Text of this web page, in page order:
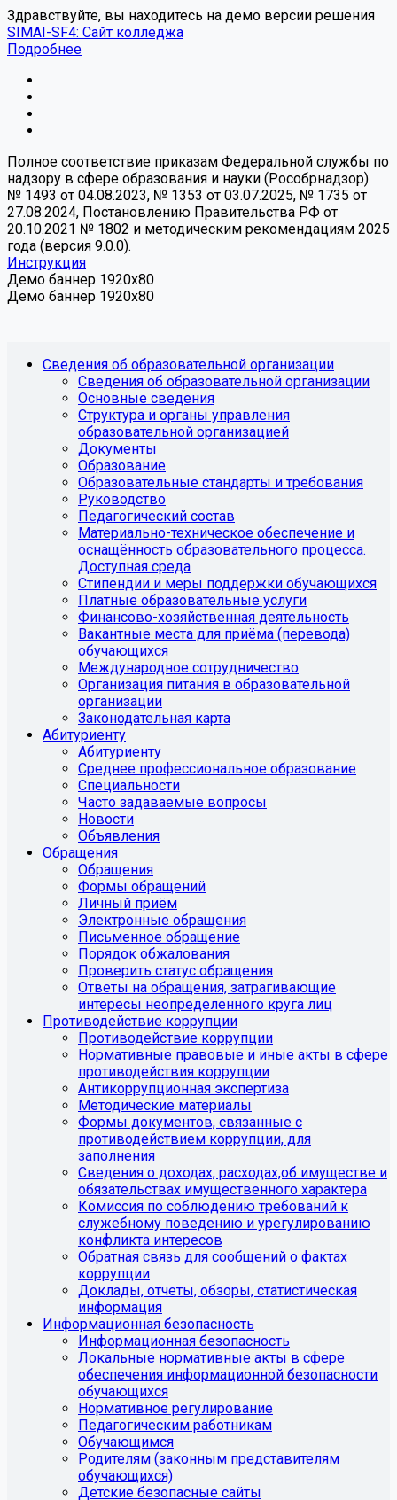
Здравствуйте, вы находитесь на демо версии решения
SIMAI-SF4: Сайт колледжа
Подробнее
Полное соответствие приказам Федеральной службы по
надзору в сфере образования и науки (Рособрнадзор)
№ 1493 от 04.08.2023, № 1353 от 03.07.2025, № 1735 от
27.08.2024, Постановлению Правительства РФ от
20.10.2021 № 1802 и методическим рекомендациям 2025
года (версия 9.0.0).
Инструкция
Демо баннер 1920x80
Демо баннер 1920x80
Сведения об образовательной организации
Сведения об образовательной организации
Основные сведения
Структура и органы управления
образовательной организацией
Документы
Образование
Образовательные стандарты и требования
Руководство
Педагогический состав
Материально-техническое обеспечение и
оснащённость образовательного процесса.
Доступная среда
Стипендии и меры поддержки обучающихся
Платные образовательные услуги
Финансово-хозяйственная деятельность
Вакантные места для приёма (перевода)
обучающихся
Международное сотрудничество
Организация питания в образовательной
организации
Законодательная карта
Абитуриенту
Абитуриенту
Среднее профессиональное образование
Специальности
Часто задаваемые вопросы
Новости
Объявления
Обращения
Обращения
Формы обращений
Личный приём
Электронные обращения
Письменное обращение
Порядок обжалования
Проверить статус обращения
Ответы на обращения, затрагивающие
интересы неопределенного круга лиц
Противодействие коррупции
Противодействие коррупции
Нормативные правовые и иные акты в сфере
противодействия коррупции
Антикоррупционная экспертиза
Методические материалы
Формы документов, связанные с
противодействием коррупции, для
заполнения
Сведения о доходах, расходах,об имуществе и
обязательствах имущественного характера
Комиссия по соблюдению требований к
служебному поведению и урегулированию
конфликта интересов
Обратная связь для сообщений о фактах
коррупции
Доклады, отчеты, обзоры, статистическая
информация
Информационная безопасность
Информационная безопасность
Локальные нормативные акты в сфере
обеспечения информационной безопасности
обучающихся
Нормативное регулирование
Педагогическим работникам
Обучающимся
Родителям (законным представителям
обучающихся)
Детские безопасные сайты